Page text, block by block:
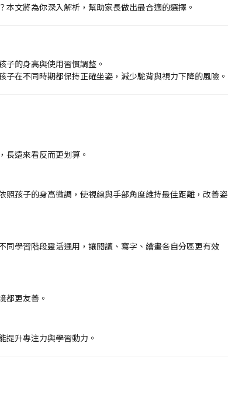
文將為你深入解析，幫助家長做出最合適的選擇。
子的身高與使用習慣調整。
在不同時期都保持正確坐姿，減少駝背與視力下降的風險。
長遠來看反而更划算。
孩子的身高微調，使視線與手部角度維持最佳距離，改善姿
學習階段靈活運用，讓閱讀、寫字、繪畫各自分區更有效
都更友善。
提升專注力與學習動力。